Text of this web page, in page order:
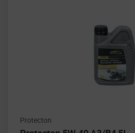
Protecton